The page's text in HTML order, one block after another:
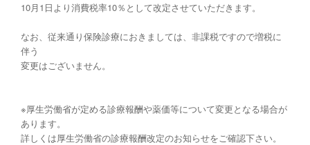
10月1日より消費税率10％として改定させていただきます。
なお、従来通り保険診療におきましては、非課税ですので増税に
伴う
変更はございません。
※厚生労働省が定める診療報酬や薬価等について変更となる場合が
あります。
詳しくは厚生労働省の診療報酬改定のお知らせをご確認下さい。